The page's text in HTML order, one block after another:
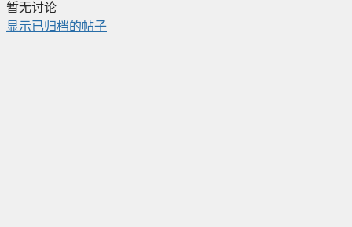
暂无讨论
显示已归档的帖子